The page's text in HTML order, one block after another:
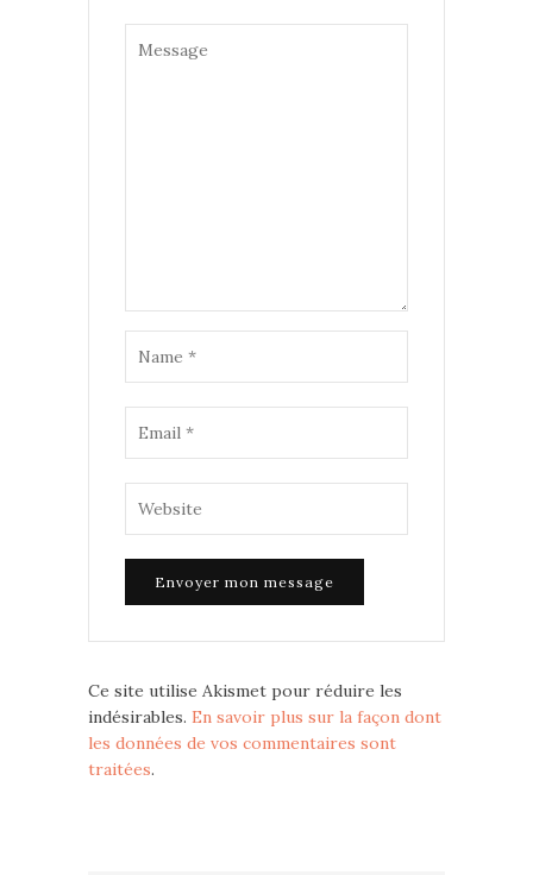
Ce site utilise Akismet pour réduire les
indésirables. En savoir plus sur la façon dont
les données de vos commentaires sont
traitées.